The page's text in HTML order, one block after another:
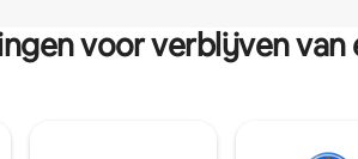
voor verblijven van